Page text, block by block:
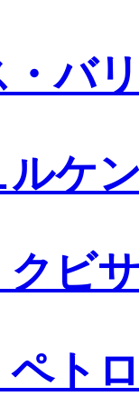
・バ
ルケ
クビ
ペト